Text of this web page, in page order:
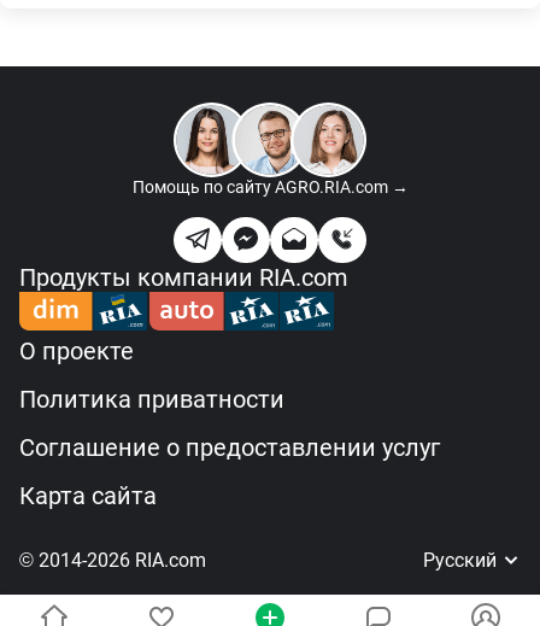
Помощь по сайтуAGRO.RIA.com →
Продукты компании RIA.com
О проекте
Политика приватности
Соглашение о предоставлении услуг
Карта сайта
© 2014-2026 RIA.com Русский